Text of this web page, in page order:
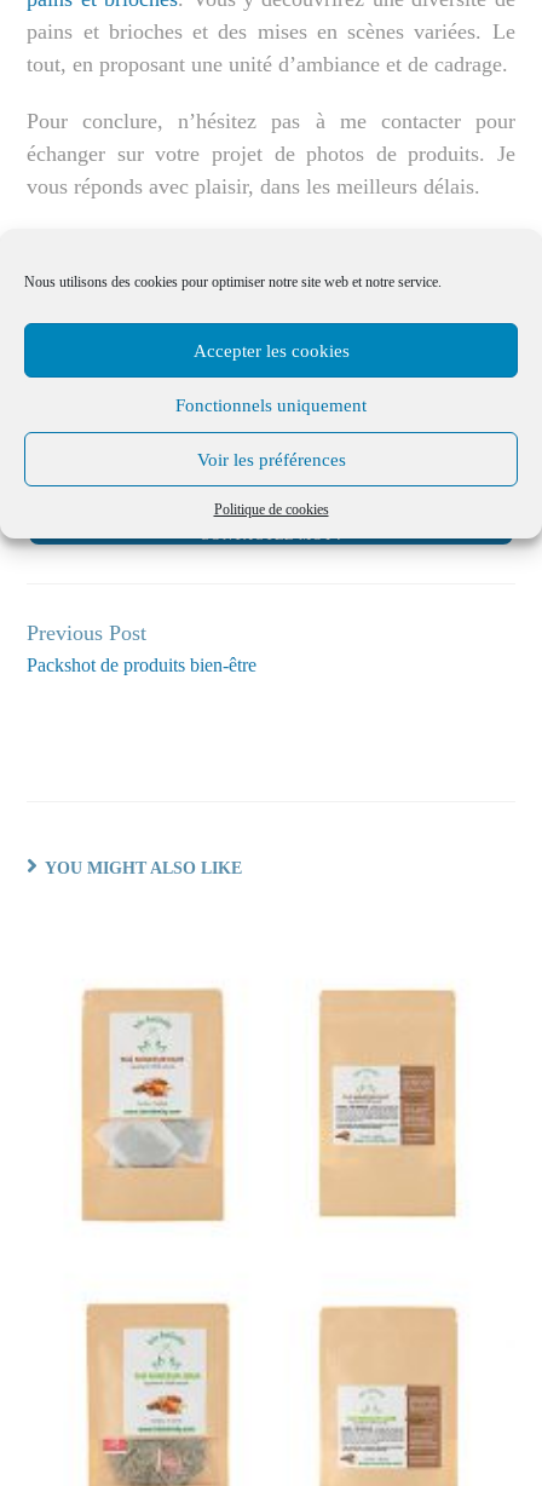
Nous utilisons des cookies pour optimiser notre site web et notre service.
Accepter les cookies
Fonctionnels uniquement
Voir les préférences
Politique de cookies
pains et brioches et des mises en scènes variées. Le
tout, en proposant une unité d’ambiance et de cadrage.
Pour conclure, n’hésitez pas à me contacter pour
échanger sur votre projet de photos de produits. Je
vous réponds avec plaisir, dans les meilleurs délais.
Un projet, des questions ?
Je serai ravi de vous conseiller et de vous accompagner
tout au long de votre projet.
Continue
Reading
Previous Post
Packshot de produits bien-être
YOU MIGHT ALSO LIKE